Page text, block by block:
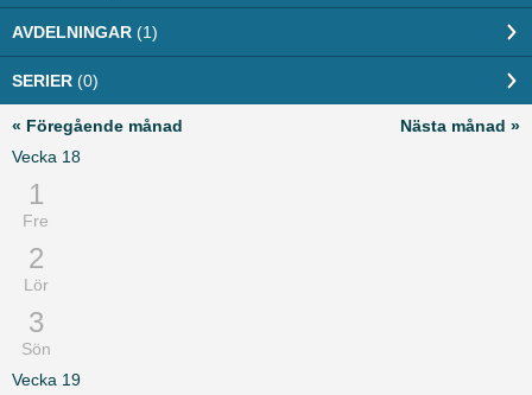
AVDELNINGAR (1)
SERIER (0)
« Föregående månad
Nästa månad »
Vecka 18
1
Fre
2
Lör
3
Sön
Vecka 19